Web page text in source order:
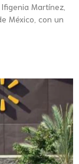
Martínez,
México, con un